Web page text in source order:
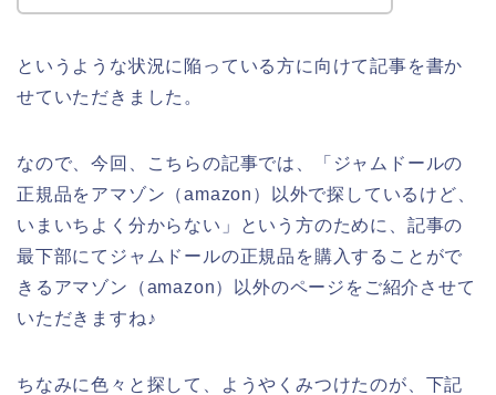
というような状況に陥っている方に向けて記事を書か
せていただきました。
なので、今回、こちらの記事では、「ジャムドールの
正規品をアマゾン（amazon）以外で探しているけど、
いまいちよく分からない」という方のために、記事の
最下部にてジャムドールの正規品を購入することがで
きるアマゾン（amazon）以外のページをご紹介させて
いただきますね♪
ちなみに色々と探して、ようやくみつけたのが、下記